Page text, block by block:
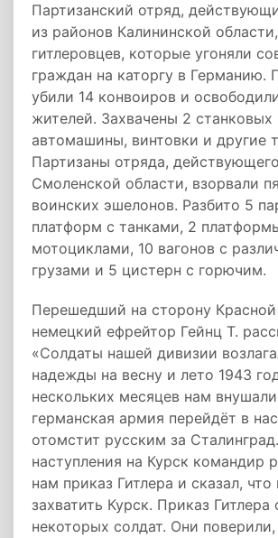
Партизанский отряд,
из районов Калининской
гитлеровцев, которые угоняли
граждан на каторгу в Германию.
убили 14 конвоиров и
жителей. Захвачены 2 станковых
автомашины, винтовки и другие
Партизаны отряда,
Смоленской области, взорвали
воинских эшелонов. Разбито 5
платформ с танками, 2
мотоциклами, 10 вагонов с
грузами и 5 цистерн с горючим.
Перешедший на сторону
немецкий ефрейтор Гейнц Т.
«Солдаты нашей дивизии
надежды на весну и лето 1943
нескольких месяцев нам
германская армия перейдёт в
отомстит русским за
наступления на Курск командир
нам приказ Гитлера и сказал,
захватить Курск. Приказ
некоторых солдат. Они поверили,